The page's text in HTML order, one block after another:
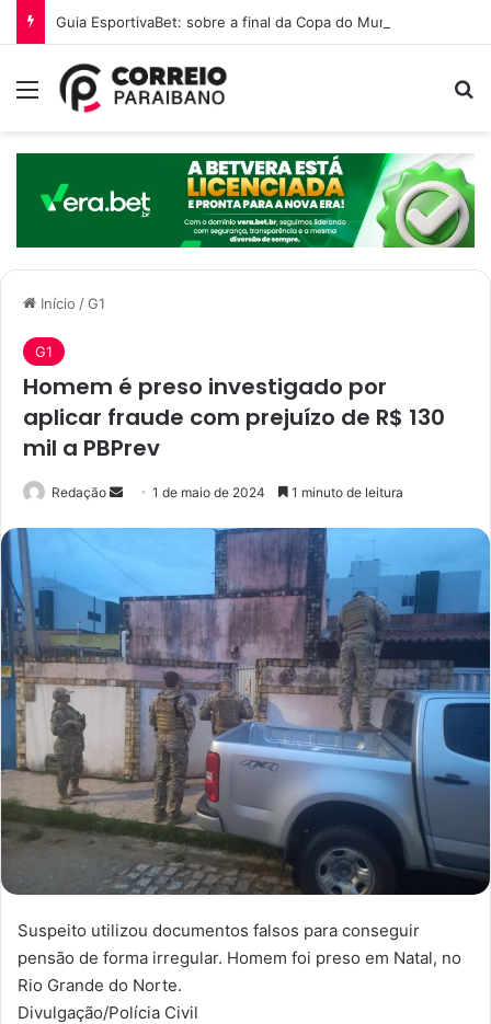
Guia EsportivaBet: sobre a final da Copa do Mundo 2026
Menu
Início /G1
G1
Homem é preso investigado por
aplicar fraude com prejuízo de R$ 130
mil a PBPrev
Redação
d
e
u
m
e
-
m
a
i
l
1 de maio de 2024 1 minuto de leitura
Suspeito utilizou documentos falsos para conseguir
pensão de forma irregular. Homem foi preso em Natal, no
Rio Grande do Norte.
Divulgação/Polícia Civil